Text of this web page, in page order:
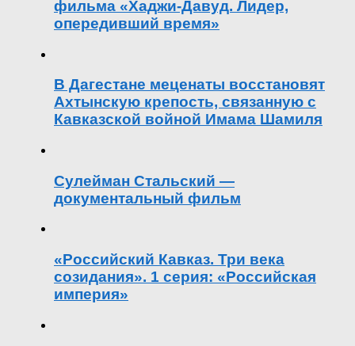
фильма «Хаджи-Давуд. Лидер,
опередивший время»
В Дагестане меценаты восстановят
Ахтынскую крепость, связанную с
Кавказской войной Имама Шамиля
Сулейман Стальский —
документальный фильм
«Российский Кавказ. Три века
созидания». 1 серия: «Российская
империя»